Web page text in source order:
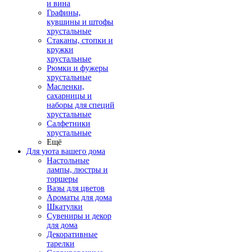
и вина
Графины,
кувшины и штофы
хрустальные
Стаканы, стопки и
кружки
хрустальные
Рюмки и фужеры
хрустальные
Масленки,
сахарницы и
наборы для специй
хрустальные
Салфетники
хрустальные
Ещё
Для уюта вашего дома
Настольные
лампы, люстры и
торшеры
Вазы для цветов
Ароматы для дома
Шкатулки
Сувениры и декор
для дома
Декоративные
тарелки